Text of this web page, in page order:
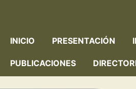
INICIO PRESENTACIÓN
PUBLICACIONES